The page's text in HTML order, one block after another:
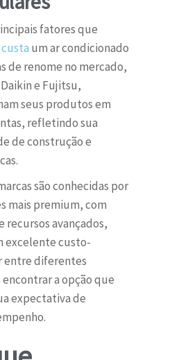
fatores que
um ar condicionado
de renome no mercado,
e Fujitsu,
seus produtos em
refletindo sua
de construção e
são conhecidas por
mais premium, com
avançados,
excelente custo-
entre diferentes
a opção que
expectativa de